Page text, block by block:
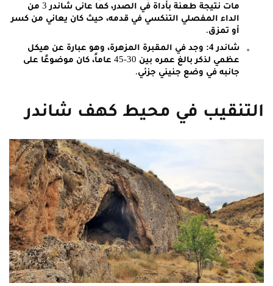
مات نتيجة طعنة بأداة في الصدر، كما عانى شاندر 3 من
الداء المفصلي التنكسي في قدمه، حيث كان يعاني من كسر
أو تمزق.
شاندر 4:
وجد في المقبرة المزهرة، وهو عبارة عن هيكل
عظمي لذكر بالغ عمره بين 30-45 عاماً، كان موضوعًا على
جانبه في وضع جنيني جزئي.
التنقيب في محيط كهف شاندر